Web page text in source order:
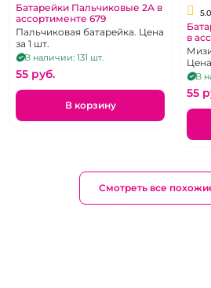
Батарейки Пальчиковые 2А в
ассортименте 679
Пальчиковая батарейка. Цена
за 1 шт.
В наличии: 131 шт.
55 pуб.
В корзину
5.0
в
В
55
Смотреть все